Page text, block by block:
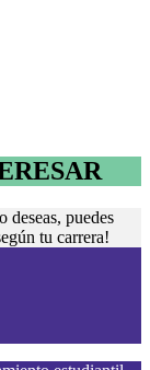
puedes
tu carrera!